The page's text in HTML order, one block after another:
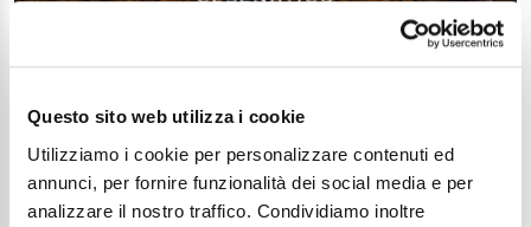
Questo sito web utilizza i cookie
Utilizziamo i cookie per personalizzare contenuti ed
annunci, per fornire funzionalità dei social media e per
analizzare il nostro traffico. Condividiamo inoltre